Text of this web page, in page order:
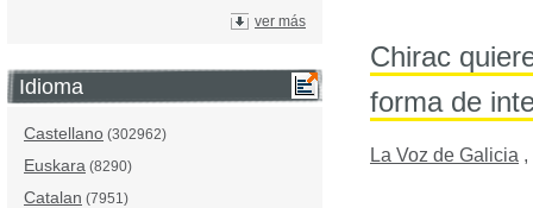
ver más
Idioma
Castellano (302962)
Euskara (8290)
Catalan (7951)
Chirac
forma de
La Voz de Galicia ,